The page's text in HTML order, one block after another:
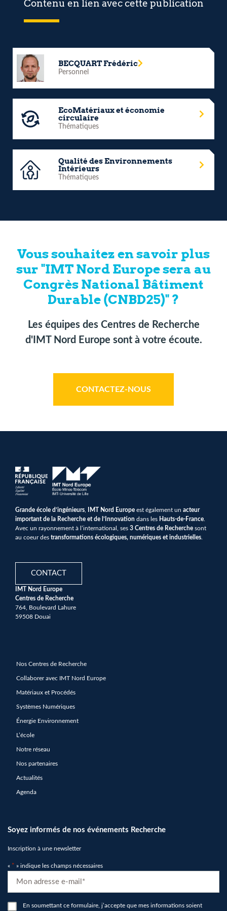
Contenu en lien avec cette publication
BECQUART Frédéric
Personnel
EcoMatériaux et économie
circulaire
Thématiques
Qualité des Environnements
Intérieurs
Thématiques
Vous souhaitez en savoir plus
sur "IMT Nord Europe sera au
Congrès National Bâtiment
Durable (CNBD25)" ?
Les équipes des Centres de Recherche
d'IMT Nord Europe sont à votre écoute.
CONTACTEZ-NOUS
Grande école d’ingénieurs IMT Nord Europe est également un acteur
important de la Recherche et de l’Innovation dans les Hauts-de-France
Avec un rayonnement à l’international, ses 3 Centres de Recherche sont
au coeur des transformations écologiques, numériques et industrielles
CONTACT
IMT Nord Europe
Centres de Recherche
764, Boulevard Lahure
59508 Douai
Nos Centres de Recherche
Collaborer avec IMT Nord Europe
Matériaux et Procédés
Systèmes Numériques
Énergie Environnement
L’école
Notre réseau
Nos partenaires
Actualités
Agenda
Soyez informés de nos événements Recherche
Inscription à une newsletter
« * » indique les champs nécessaires
*
RGPDEn soumettant ce formulaire, j’accepte que mes informations soient